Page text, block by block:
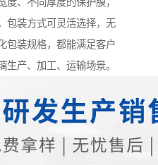
、不同厚度的保护膜，
包装方式可灵活选择，无
包装规格，都能满足客户
生产、加工、运输场景。